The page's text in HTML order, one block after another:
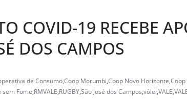
COVID-19 RECEBE
DOS CAMPOS
de Consumo,Coop Morumbi,Coop Novo Horizonte,Coop
sem Fome,RMVALE,RUGBY,São José dos Campos,vôlei,VALE,